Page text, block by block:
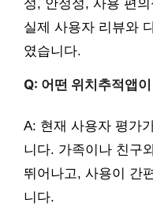
성, 안정성, 사용 편
실제 사용자 리뷰와
였습니다.
Q: 어떤 위치추적앱
A: 현재 사용자 평가
니다. 가족이나 친구
뛰어나고, 사용이 간
니다.